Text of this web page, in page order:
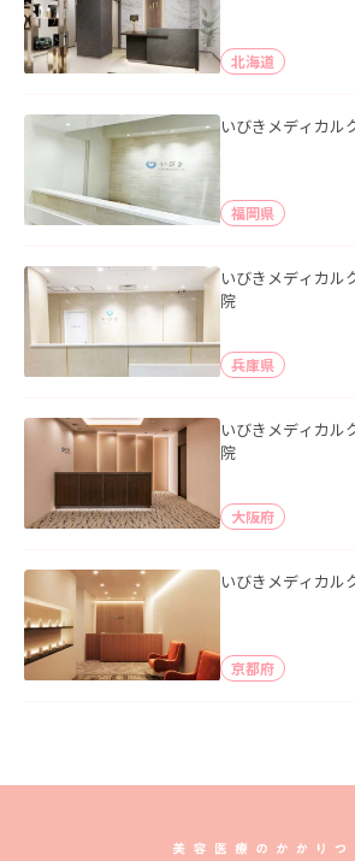
北海道
いびきメディカル
福岡県
いびきメディカル
院
兵庫県
いびきメディカル
院
大阪府
いびきメディカル
京都府